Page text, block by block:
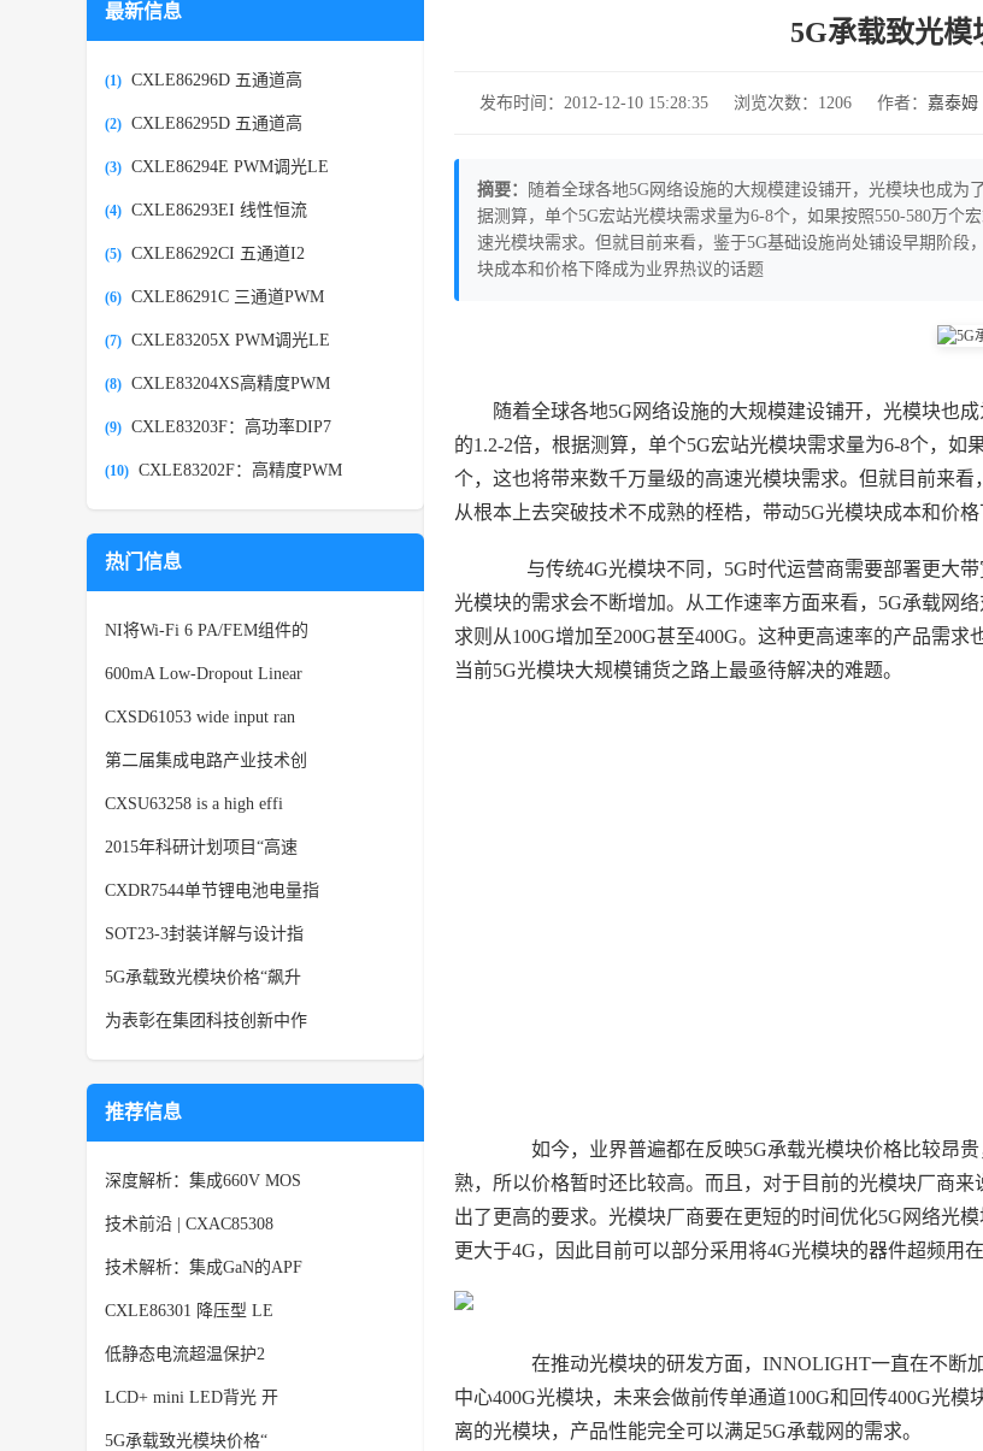
最新信息
(1) CXLE86296D 五通道高
(2) CXLE86295D 五通道高
(3) CXLE86294E PWM调光LE
(4) CXLE86293EI 线性恒流
(5) CXLE86292CI 五通道I2
(6) CXLE86291C 三通道PWM
(7) CXLE83205X PWM调光LE
(8) CXLE83204XS高精度PWM
(9) CXLE83203F：高功率DIP7
(10) CXLE83202F：高精度PWM
热门信息
NI将Wi-Fi 6 PA/FEM组件的
600mA Low-Dropout Linear
CXSD61053 wide input ran
第二届集成电路产业技术创
CXSU63258 is a high effi
2015年科研计划项目“高速
CXDR7544单节锂电池电量指
SOT23-3封装详解与设计指
5G承载致光模块价格“飙升
为表彰在集团科技创新中作
推荐信息
深度解析：集成660V MOS
技术前沿 | CXAC85308
技术解析：集成GaN的APF
CXLE86301 降压型 LE
低静态电流超温保护2
LCD+ mini LED背光 开
5G承载致光模块价格“
5G承载致光模
发布时间：2012-12-10 15:28:35 浏览次数：1206 作者： 嘉泰姆
摘要：
随着全球各地5G网络设施的大规模建设铺开，光模块也成为
据测算，单个5G宏站光模块需求量为6-8个，如果按照550-580万个
速光模块需求。但就目前来看，鉴于5G基础设施尚处铺设早期阶
块成本和价格下降成为业界热议的话题
随着全球各地5G网络设施的大规模建设铺开，光模块也
的1.2-2倍，根据测算，单个5G宏站光模块需求量为6-8个，如
个，这也将带来数千万量级的高速光模块需求。但就目前来
从根本上去突破技术不成熟的桎梏，带动5G光模块成本和价格
与传统4G光模块不同，5G时代运营商需要部署更大带
光模块的需求会不断增加。从工作速率方面来看，5G承载网
求则从100G增加至200G甚至400G。这种更高速率的产品需
当前5G光模块大规模铺货之路上最亟待解决的难题。
如今，业界普遍都在反映5G承载光模块价格比较昂贵
熟，所以价格暂时还比较高。而且，对于目前的光模块厂商
出了更高的要求。光模块厂商要在更短的时间优化5G网络光
更大于4G，因此目前可以部分采用将4G光模块的器件超频用
在推动光模块的研发方面，INNOLIGHT一直在不断加
中心400G光模块，未来会做前传单通道100G和回传400G光
离的光模块，产品性能完全可以满足5G承载网的需求。